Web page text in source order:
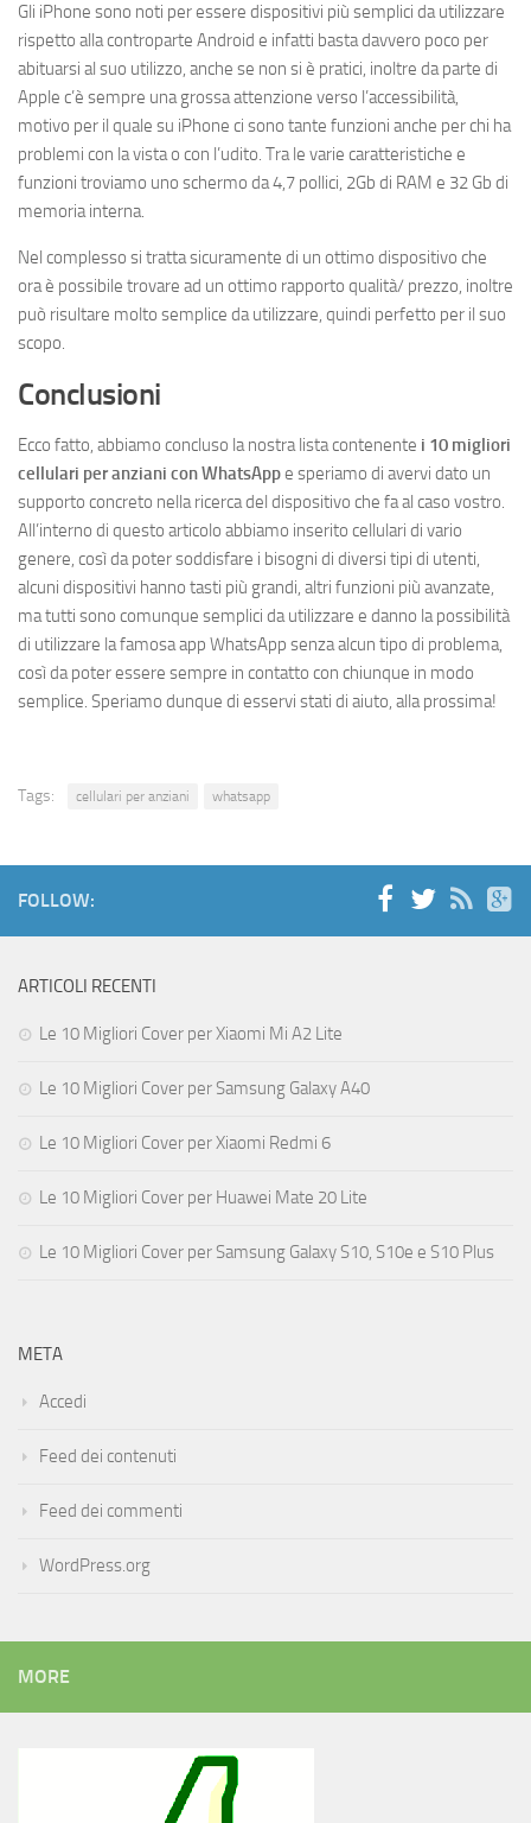
Gli iPhone sono noti per essere dispositivi più semplici da utilizzare
rispetto alla controparte Android e infatti basta davvero poco per
abituarsi al suo utilizzo, anche se non si è pratici, inoltre da parte di
Apple c’è sempre una grossa attenzione verso l’accessibilità,
motivo per il quale su iPhone ci sono tante funzioni anche per chi ha
problemi con la vista o con l’udito. Tra le varie caratteristiche e
funzioni troviamo uno schermo da 4,7 pollici, 2Gb di RAM e 32 Gb di
memoria interna.
Nel complesso si tratta sicuramente di un ottimo dispositivo che
ora è possibile trovare ad un ottimo rapporto qualità/ prezzo, inoltre
può risultare molto semplice da utilizzare, quindi perfetto per il suo
scopo.
Conclusioni
Ecco fatto, abbiamo concluso la nostra lista contenente i 10 migliori
cellulari per anziani con WhatsAppe speriamo di avervi dato un
supporto concreto nella ricerca del dispositivo che fa al caso vostro.
All’interno di questo articolo abbiamo inserito cellulari di vario
genere, così da poter soddisfare i bisogni di diversi tipi di utenti,
alcuni dispositivi hanno tasti più grandi, altri funzioni più avanzate,
ma tutti sono comunque semplici da utilizzare e danno la possibilità
di utilizzare la famosa app WhatsApp senza alcun tipo di problema,
così da poter essere sempre in contatto con chiunque in modo
semplice. Speriamo dunque di esservi stati di aiuto, alla prossima!
Tags: cellulari per anziani whatsapp
FOLLOW:
ARTICOLI RECENTI
Le 10 Migliori Cover per Xiaomi Mi A2 Lite
Le 10 Migliori Cover per Samsung Galaxy A40
Le 10 Migliori Cover per Xiaomi Redmi 6
Le 10 Migliori Cover per Huawei Mate 20 Lite
Le 10 Migliori Cover per Samsung Galaxy S10, S10e e S10 Plus
META
Accedi
Feed dei contenuti
Feed dei commenti
WordPress.org
MORE